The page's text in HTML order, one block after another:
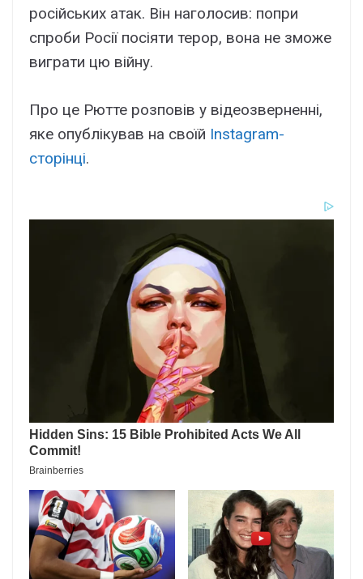
російських атак. Він наголосив: попри
спроби Росії посіяти терор, вона не зможе
виграти цю війну.
Про це Рютте розповів у відеозверненні,
яке опублікував на своїй Instagram-
сторінці.